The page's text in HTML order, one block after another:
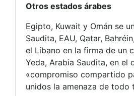
Otros estados árabes
Egipto, Kuwait y Omán se
Saudita, EAU, Qatar,
el Líbano en la firma de un
Yeda, Arabia Saudita, en el
«compromiso compartido
unidos la amenaza de todo